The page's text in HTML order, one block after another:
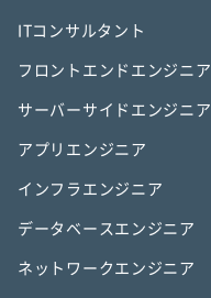
ITコンサルタント
フロントエンドエンジニア
サーバーサイドエンジニア
アプリエンジニア
インフラエンジニア
データベースエンジニア
ネットワークエンジニア